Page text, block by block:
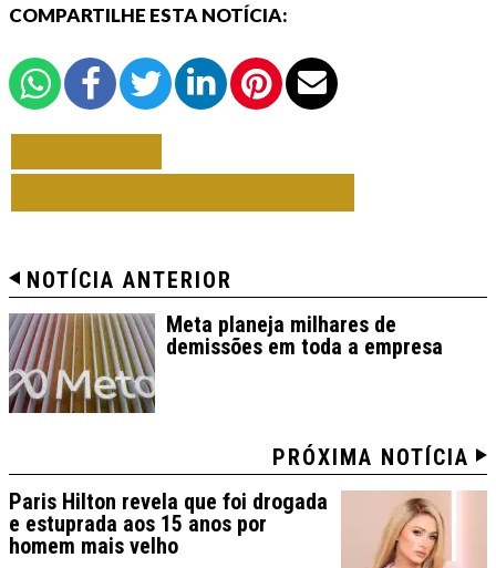
COMPARTILHE ESTA NOTÍCIA:
NOTÍCIA ANTERIOR
Meta planeja milhares de
demissões em toda a empresa
PRÓXIMA NOTÍCIA
Paris Hilton revela que foi drogada
e estuprada aos 15 anos por
homem mais velho